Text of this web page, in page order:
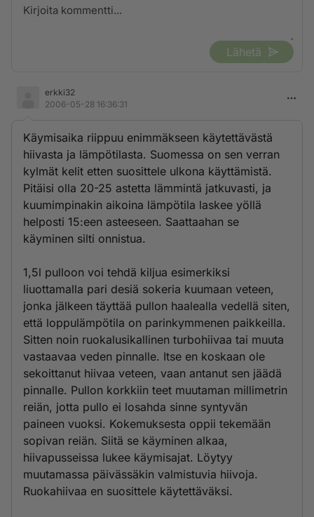
Lähetä
erkki32
2006-05-28 16:36:31
Käymisaika riippuu enimmäkseen käytettävästä
hiivasta ja lämpötilasta. Suomessa on sen verran
kylmät kelit etten suosittele ulkona käyttämistä.
Pitäisi olla 20-25 astetta lämmintä jatkuvasti, ja
kuumimpinakin aikoina lämpötila laskee yöllä
helposti 15:een asteeseen. Saattaahan se
käyminen silti onnistua.
1,5l pulloon voi tehdä kiljua esimerkiksi
liuottamalla pari desiä sokeria kuumaan veteen,
jonka jälkeen täyttää pullon haalealla vedellä siten,
että loppulämpötila on parinkymmenen paikkeilla.
Sitten noin ruokalusikallinen turbohiivaa tai muuta
vastaavaa veden pinnalle. Itse en koskaan ole
sekoittanut hiivaa veteen, vaan antanut sen jäädä
pinnalle. Pullon korkkiin teet muutaman millimetrin
reiän, jotta pullo ei losahda sinne syntyvän
paineen vuoksi. Kokemuksesta oppii tekemään
sopivan reiän. Siitä se käyminen alkaa,
hiivapusseissa lukee käymisajat. Löytyy
muutamassa päivässäkin valmistuvia hiivoja.
Ruokahiivaa en suosittele käytettäväksi.